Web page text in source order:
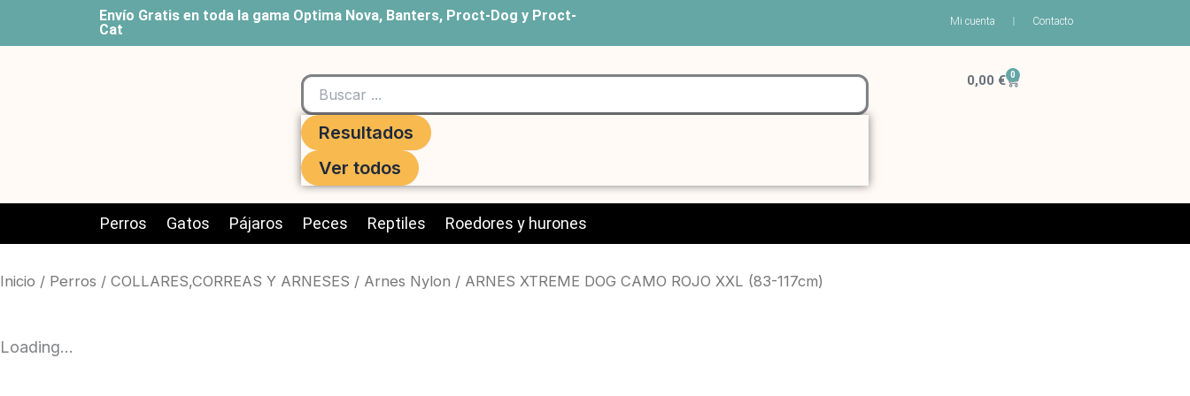
Envío Gratis en toda la gama Optima Nova, Banters, Proct-Dog y Proct-
Cat
Mi cuenta Contacto
Search
Resultados
Ver todos
0,00 € 0
Carrito
Perros Gatos Pájaros Peces Reptiles Roedores y hurones
Inicio / Perros / COLLARES,CORREAS Y ARNESES / Arnes Nylon / ARNES XTREME DOG CAMO ROJO XXL (83-117cm)
Loading...